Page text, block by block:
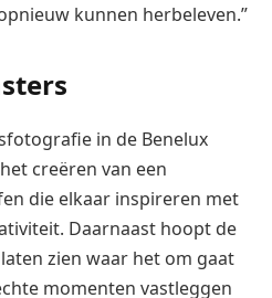
kunnen herbeleven.”
in de Benelux
creëren van een
die elkaar inspireren met
Daarnaast hoopt de
zien waar het om gaat
momenten vastleggen